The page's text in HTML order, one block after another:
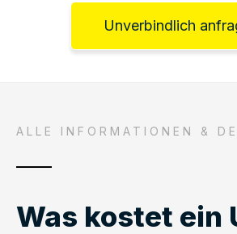
Unverbindlich
ALLE INFORMATIONEN &
Was kostet ein